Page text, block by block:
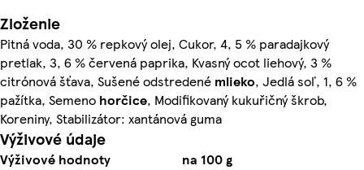
Zloženie
Pitná voda, 30 % repkový olej, Cukor, 4, 5 % paradajkový
pretlak, 3, 6 % červená paprika, Kvasný ocot liehový, 3 %
citrónová šťava, Sušené odstredené mlieko, Jedlá soľ, 1, 6 %
pažítka, Semeno horčice, Modifikovaný kukuřičný škrob,
Koreniny, Stabilizátor: xantánová guma
Výživové údaje
Výživové hodnoty
na 100 g